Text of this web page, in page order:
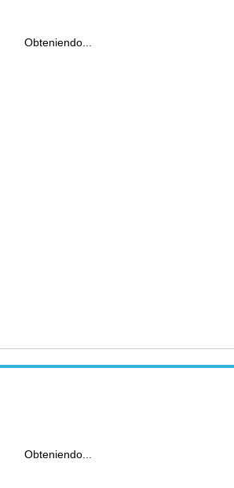
Obteniendo...
Obteniendo...